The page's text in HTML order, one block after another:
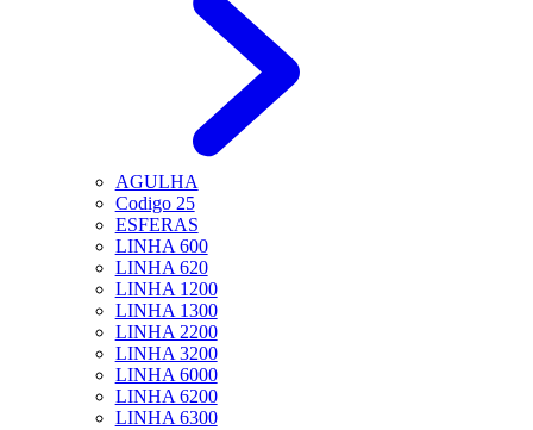
AGULHA
Codigo 25
ESFERAS
LINHA 600
LINHA 620
LINHA 1200
LINHA 1300
LINHA 2200
LINHA 3200
LINHA 6000
LINHA 6200
LINHA 6300